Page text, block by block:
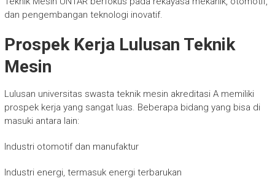
dan pengembangan teknologi inovatif.
Prospek Kerja Lulusan Teknik
Mesin
Lulusan universitas swasta teknik mesin akreditasi A memiliki
prospek kerja yang sangat luas. Beberapa bidang yang bisa di
masuki antara lain:
Industri otomotif dan manufaktur
Industri energi, termasuk energi terbarukan